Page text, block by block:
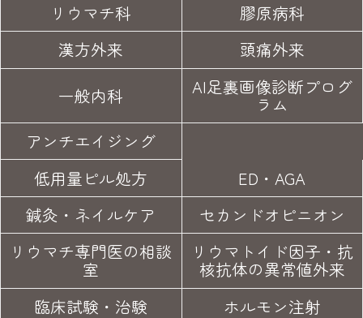
リウマチ科
膠原病科
漢方外来
頭痛外来
一般内科
AI足裏画像診断プログ
ラム
アンチエイジング
低用量ピル処方
ED・AGA
鍼灸・ ネイルケア セカンドオピニオン
リウマチ専門医の相談
室
リウマトイド因子・ 抗
核抗体の異常値外来
臨床試験 ・治験 ホルモン注射